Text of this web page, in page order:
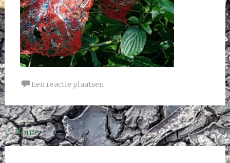
Een reactie plaatsen
Bericht
navigatie
←Home